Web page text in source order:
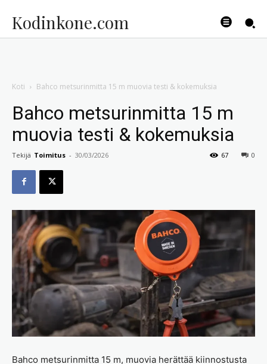
Kodinkone.com
Koti Bahco metsurinmitta 15 m muovia testi & kokemuksia
Bahco metsurinmitta 15 m
muovia testi & kokemuksia
Tekijä Toimitus - 30/03/2026 0
67
Bahco metsurinmitta 15 m, muovia herättää kiinnostusta